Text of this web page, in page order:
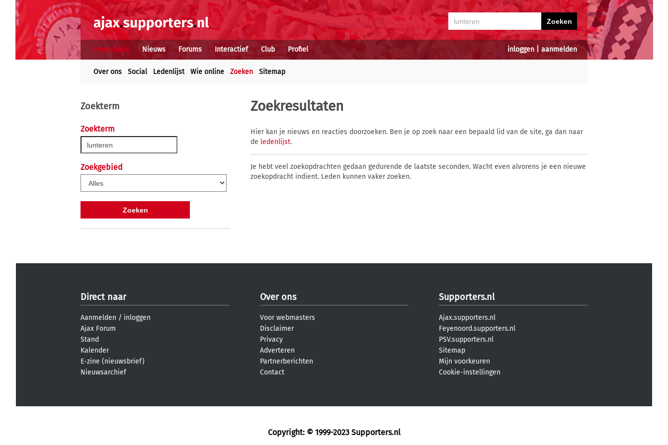
inloggen aanmelden
Voorpagina Nieuws Forums Interactief Club Profiel
Over ons Social Ledenlijst Wie online Zoeken Sitemap
Zoekterm
Zoekterm
Zoekgebied
Zoekresultaten
Hier kan je nieuws en reacties doorzoeken. Ben je op zoek naar een bepaald lid van de site, ga dan naar
de ledenlijst.
Je hebt veel zoekopdrachten gedaan gedurende de laatste seconden. Wacht even alvorens je een nieuwe
zoekopdracht indient. Leden kunnen vaker zoeken.
Direct naar
Aanmelden / inloggen
Ajax Forum
Stand
Kalender
E-zine (nieuwsbrief)
Nieuwsarchief
Over ons
Voor webmasters
Disclaimer
Privacy
Adverteren
Partnerberichten
Contact
Supporters.nl
Ajax.supporters.nl
Feyenoord.supporters.nl
PSV.supporters.nl
Sitemap
Mijn voorkeuren
Cookie-instellingen
Copyright: © 1999-2023 Supporters.nl